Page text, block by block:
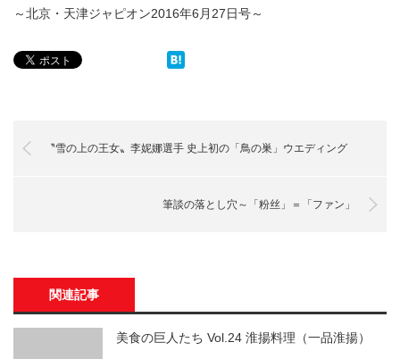
～北京・天津ジャピオン2016年6月27日号～
〝雪の上の王女〟李妮娜選手 史上初の「鳥の巣」ウエディング
筆談の落とし穴～「粉丝」＝「ファン」
関連記事
美食の巨人たち Vol.24 淮揚料理（一品淮揚）